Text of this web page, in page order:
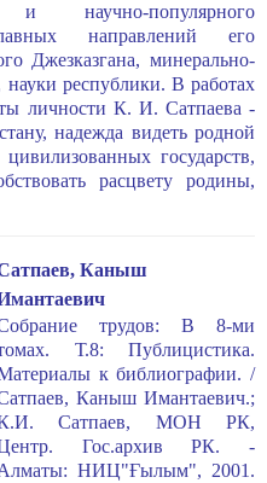
и научно-популярного
направлений его
Джезказ­гана, минерально-
науки республики. В рабо­тах
личности К. И. Сатпаева -
надежда видеть родной
государств,
расцвету родины,
Каныш
трудов: В 8-ми
Т.8: Публицистика.
к библиографии. /
Каныш Имантаевич.;
Сатпаев, МОН РК,
Гос.архив РК. -
НИЦ"Ғылым", 2001.